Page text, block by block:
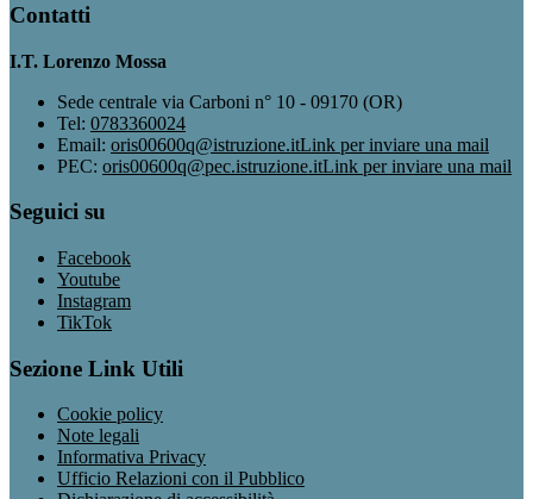
Contatti
I.T. Lorenzo Mossa
Sede centrale via Carboni n° 10 - 09170 (OR)
Tel: 0783360024
Email: oris00600q@istruzione.itLink per inviare una mail
PEC: oris00600q@pec.istruzione.itLink per inviare una mail
Seguici su
Facebook
Youtube
Instagram
TikTok
Sezione Link Utili
Cookie policy
Note legali
Informativa Privacy
Ufficio Relazioni con il Pubblico